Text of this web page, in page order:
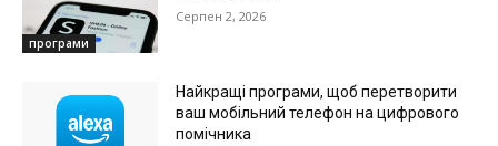
програми
Серпен 2, 2026
Найкращі програми, щоб перетворити
ваш мобільний телефон на цифрового
помічника